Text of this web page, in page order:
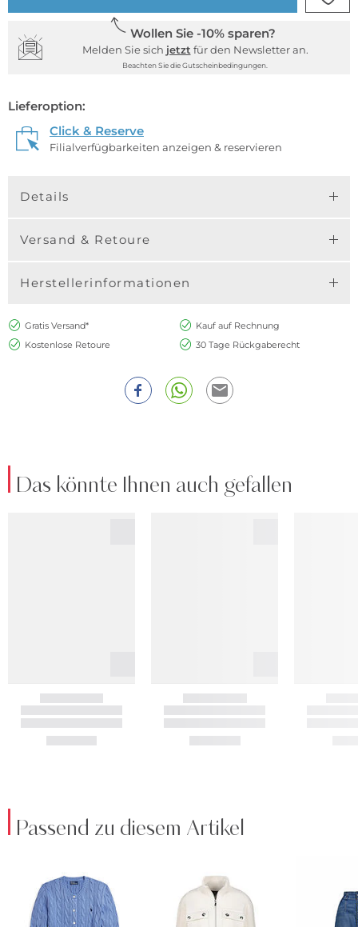
Wollen Sie -10% sparen?
Melden Sie sich jetzt für den Newsletter an.
Beachten Sie die Gutscheinbedingungen.
Lieferoption:
Click & Reserve
Filialverfügbarkeiten anzeigen & reservieren
Details
Versand & Retoure
Herstellerinformationen
Gratis Versand*
Kauf auf Rechnung
Kostenlose Retoure
30 Tage Rückgaberecht
Das könnte Ihnen auch gefallen
Passend zu diesem Artikel